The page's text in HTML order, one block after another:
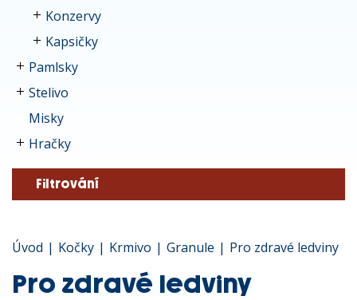
Konzervy
Kapsičky
Pamlsky
Stelivo
Misky
Hračky
Filtrování
Úvod | Kočky | Krmivo | Granule | Pro zdravé ledviny
Pro zdravé ledviny